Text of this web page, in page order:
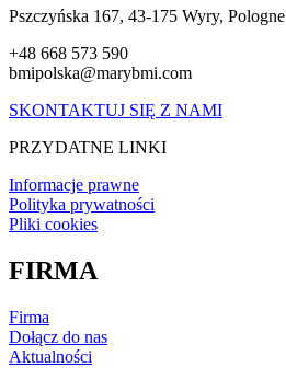
Pszczyńska 167, 43-175 Wyry, Pologne
+48 668 573 590
bmipolska@marybmi.com
SKONTAKTUJ SIĘ Z NAMI
PRZYDATNE LINKI
Informacje prawne
Polityka prywatności
Pliki cookies
FIRMA
Firma
Dołącz do nas
Aktualności